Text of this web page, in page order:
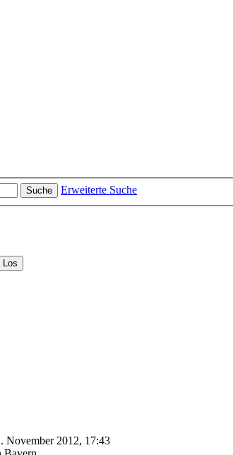
Suche
Erweiterte Suche
November 2012, 17:43